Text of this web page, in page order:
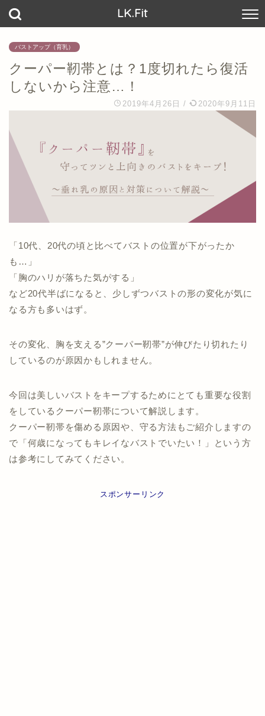
LK.Fit
バストアップ（育乳）
クーパー靭帯とは？1度切れたら復活
しないから注意…！
2019年4月26日 / 2020年9月11日
「10代、20代の頃と比べてバストの位置が下がったか
も…」
「胸のハリが落ちた気がする」
など20代半ばになると、少しずつバストの形の変化が気に
なる方も多いはず。
その変化、胸を支える”クーパー靭帯”が伸びたり切れたり
しているのが原因かもしれません。
今回は美しいバストをキープするためにとても重要な役割
をしているクーパー靭帯について解説します。
クーパー靭帯を傷める原因や、守る方法もご紹介しますの
で「何歳になってもキレイなバストでいたい！」という方
は参考にしてみてください。
スポンサーリンク